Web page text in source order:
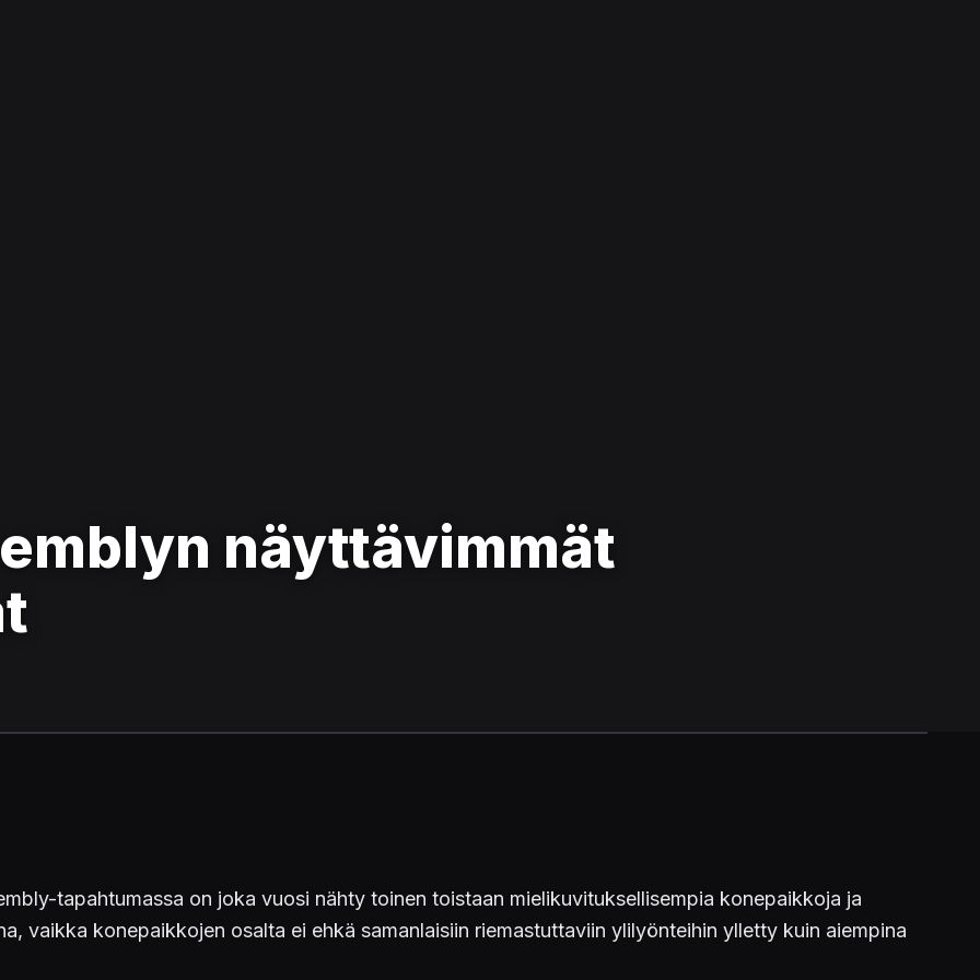
näyttävimmät
tapahtumassa on joka vuosi nähty toinen toistaan mielikuvituksellisempia konepaikkoja ja
vaikka konepaikkojen osalta ei ehkä samanlaisiin riemastuttaviin ylilyönteihin ylletty kuin aiempina